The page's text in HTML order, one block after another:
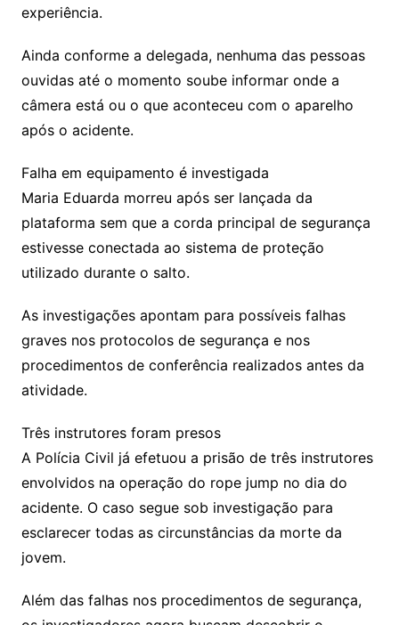
experiência.
Ainda conforme a delegada, nenhuma das pessoas
ouvidas até o momento soube informar onde a
câmera está ou o que aconteceu com o aparelho
após o acidente.
Falha em equipamento é investigada
Maria Eduarda morreu após ser lançada da
plataforma sem que a corda principal de segurança
estivesse conectada ao sistema de proteção
utilizado durante o salto.
As investigações apontam para possíveis falhas
graves nos protocolos de segurança e nos
procedimentos de conferência realizados antes da
atividade.
Três instrutores foram presos
A Polícia Civil já efetuou a prisão de três instrutores
envolvidos na operação do rope jump no dia do
acidente. O caso segue sob investigação para
esclarecer todas as circunstâncias da morte da
jovem.
Além das falhas nos procedimentos de segurança,